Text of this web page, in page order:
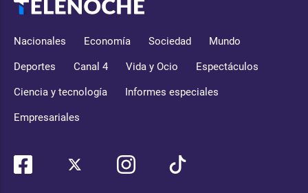
Nacionales Economía Sociedad Mundo
Deportes Canal 4 Vida y Ocio Espectáculos
Ciencia y tecnología Informes especiales
Empresariales